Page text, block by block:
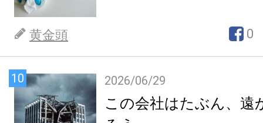
黄金頭 0
10 2026/06/29
この会社はたぶん、遠